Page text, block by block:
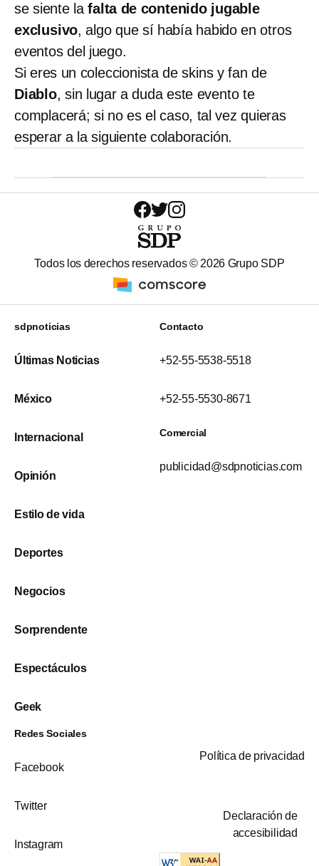
se siente lafalta de contenido jugable
exclusivo, algo que sí había habido en otros
eventos del juego.
Si eres un coleccionista de skins y fan de
Diablo, sin lugar a duda este evento te
complacerá; si no es el caso, tal vez quieras
esperar a la siguiente colaboración.
Todos los derechos reservados © 2026 Grupo SDP
sdpnoticias
Últimas Noticias
México
Internacional
Opinión
Estilo de vida
Deportes
Negocios
Sorprendente
Espectáculos
Geek
Contacto
+52-55-5538-5518
+52-55-5530-8671
Comercial
publicidad@sdpnoticias.com
Redes Sociales
Facebook
Twitter
Instagram
Política de privacidad
Declaración de
accesibilidad